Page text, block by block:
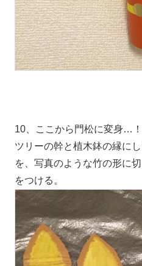
10、ここから門松に変身…！
ツリーの幹と植木鉢の縁に
を、写真のような竹の形に
をつける。